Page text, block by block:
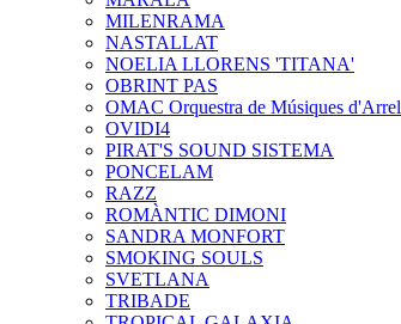
MILENRAMA
NASTALLAT
NOELIA LLORENS 'TITANA'
OBRINT PAS
OMAC Orquestra de Músiques
OVIDI4
PIRAT'S SOUND SISTEMA
PONCELAM
RAZZ
ROMÀNTIC DIMONI
SANDRA MONFORT
SMOKING SOULS
SVETLANA
TRIBADE